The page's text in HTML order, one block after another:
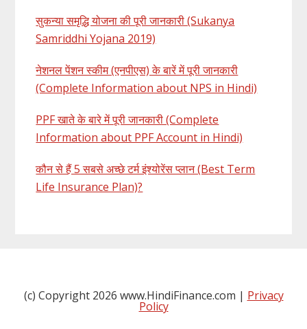
सुकन्या समृद्धि योजना की पूरी जानकारी (Sukanya
Samriddhi Yojana 2019)
नेशनल पेंशन स्कीम (एनपीएस) के बारें में पूरी जानकारी
(Complete Information about NPS in Hindi)
PPF खाते के बारे में पूरी जानकारी (Complete
Information about PPF Account in Hindi)
कौन से हैं 5 सबसे अच्छे टर्म इंश्योरेंस प्लान (Best Term
Life Insurance Plan)?
(c) Copyright 2026 www.HindiFinance.com | Privacy
Policy